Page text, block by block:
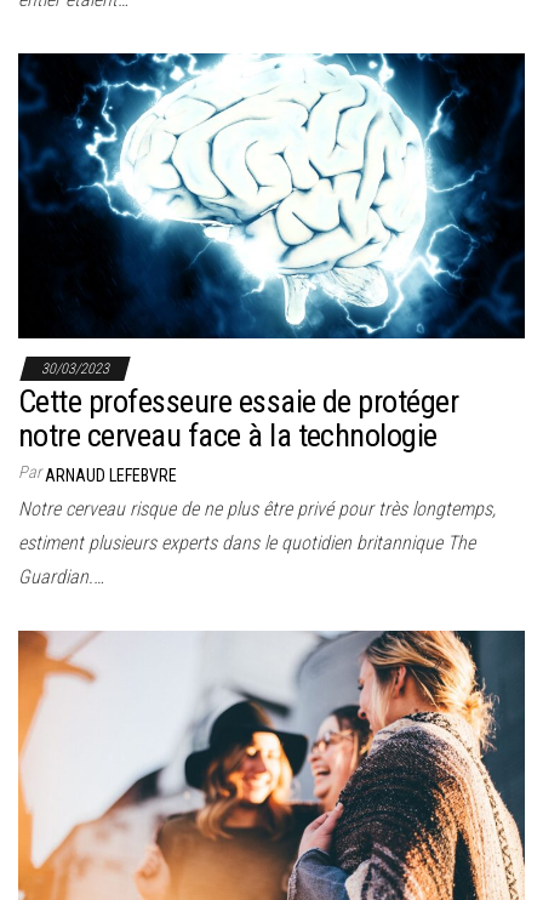
30/03/2023
Cette professeure essaie de protéger
notre cerveau face à la technologie
ParARNAUD LEFEBVRE
Notre cerveau risque de ne plus être privé pour très longtemps,
estiment plusieurs experts dans le quotidien britannique The
Guardian.…